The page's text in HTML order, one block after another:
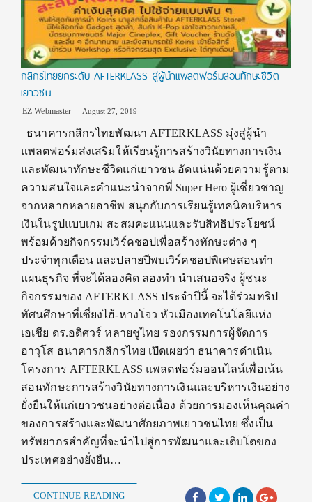
กสิกรไทยยกระดับ AFTERKLASS สู่ผู้นำแพลตฟอร์มสอนทักษะชีวิต
เยาวชน
EZ Webmaster August 27, 2019
ธนาคารกสิกรไทยพัฒนา AFTERKLASS มุ่งสู่ผู้นำ
แพลตฟอร์มส่งเสริมให้เรียนรู้การสร้างวินัยทางการเงิน
และพัฒนาทักษะชีวิตแก่เยาวชน อัดแน่นด้วยความรู้ตาม
ความสนใจและคำแนะนำจากพี่ Super Hero ผู้เชี่ยวชาญ
จากหลากหลายอาชีพ สนุกกับการเรียนรู้เทคนิคบริหาร
เงินในรูปแบบเกม สะสมคะแนนและรับสิทธิประโยชน์
พร้อมด้วยกิจกรรมเวิร์คชอปเพื่อสร้างทักษะต่าง ๆ
ประจำทุกเดือน และปลายปีพบเวิร์คชอปพิเศษสอนทำ
แผนธุรกิจ ที่จะได้ลองคิด ลองทำ นำเสนอจริง ผู้ชนะ
กิจกรรมของ AFTERKLASS ประจำปีนี้ จะได้ร่วมทริป
ทัศนศึกษาที่เซี่ยงไฮ้-หางโจว หัวเมืองเทคโนโลยีแห่ง
เอเชีย ดร.อดิศวร์ หลายชูไทย รองกรรมการผู้จัดการ
อาวุโส ธนาคารกสิกรไทย เปิดเผยว่า ธนาคารดำเนิน
โครงการ AFTERKLASS แพลตฟอร์มออนไลน์เพื่อเน้น
สอนทักษะการสร้างวินัยทางการเงินและบริหารเงินอย่าง
ยั่งยืนให้แก่เยาวชนอย่างต่อเนื่อง ด้วยการมองเห็นคุณค่า
ของการสร้างและพัฒนาศักยภาพเยาวชนไทย ซึ่งเป็น
ทรัพยากรสำคัญที่จะนำไปสู่การพัฒนาและเติบโตของ
ประเทศอย่างยั่งยืน…
CONTINUE READING